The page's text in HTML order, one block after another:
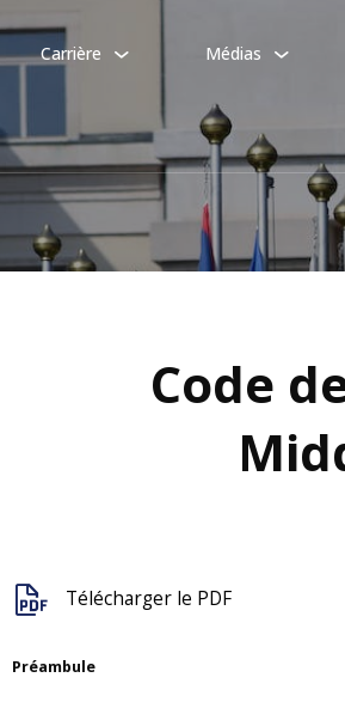
Carrière Médias
Code
Télécharger le PDF
Préambule